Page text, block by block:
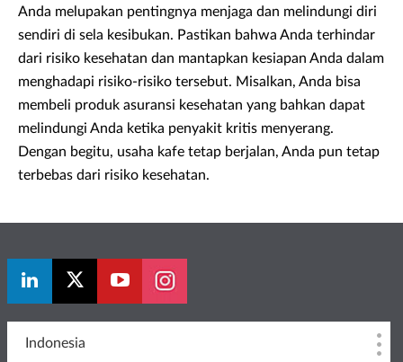
Anda melupakan pentingnya menjaga dan melindungi diri
sendiri di sela kesibukan. Pastikan bahwa Anda terhindar
dari risiko kesehatan dan mantapkan kesiapan Anda dalam
menghadapi risiko-risiko tersebut. Misalkan, Anda bisa
membeli produk asuransi kesehatan yang bahkan dapat
melindungi Anda ketika penyakit kritis menyerang.
Dengan begitu, usaha kafe tetap berjalan, Anda pun tetap
terbebas dari risiko kesehatan.
Indonesia